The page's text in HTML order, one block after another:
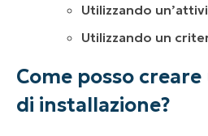
Utilizzando
Utilizzando un
Come posso
di installazione?